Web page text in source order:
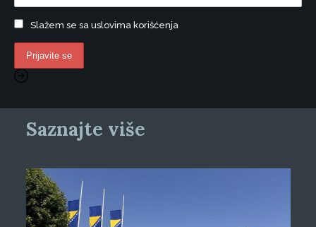
Slažem se sa uslovima korišćenja
Saznajte više